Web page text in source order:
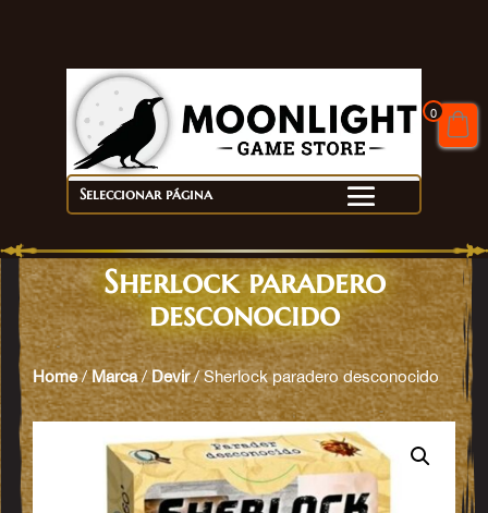
Seleccionar página
Sherlock paradero
desconocido
Home/Marca/Devir/ Sherlock paradero desconocido
0